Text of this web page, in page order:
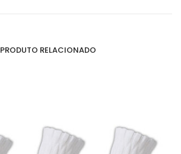
PRODUTO RELACIONADO